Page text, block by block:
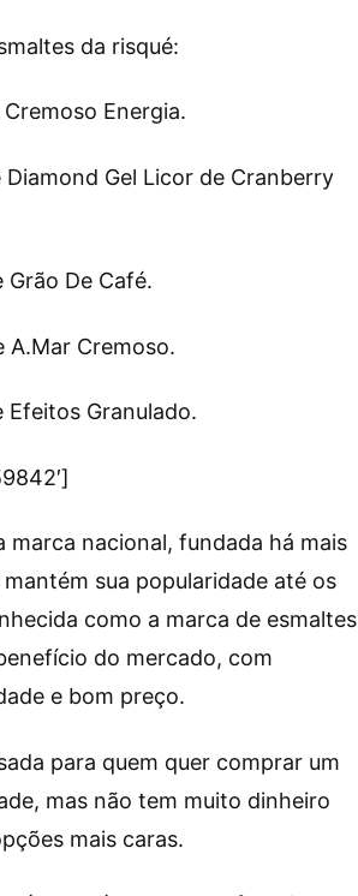
da risqué:
Energia.
Diamond Gel Licor de Cranberry
Grão De Café.
A.Mar Cremoso.
Efeitos Granulado.
marca nacional, fundada há mais
sua popularidade até os
como a marca de esmaltes
do mercado, com
e bom preço.
para quem quer comprar um
mas não tem muito dinheiro
mais caras.